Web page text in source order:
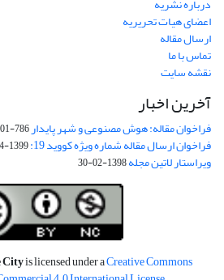
اعضای هیات تحریریه
ارسال مقاله
تماس با ما
نقشه سایت
آخرین اخبار
فراخوان مقاله: هوش مصنوعی و شهر پایدار786-01-0-1279
فراخوان ارسال مقاله شماره ویژه کووید 19: 1399-04-23
ویراستار لاتین مجله1398-02-30
Cityis licensed under aCreative Commons